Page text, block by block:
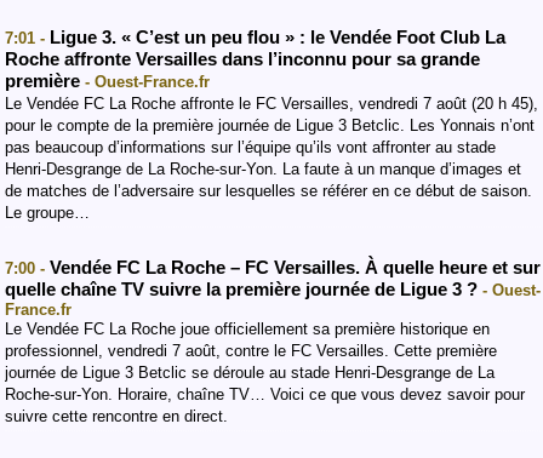
7:01 - Ligue 3. « C’est un peu flou » : le Vendée Foot Club La
Roche affronte Versailles dans l’inconnu pour sa grande
première - Ouest-France.fr
Le Vendée FC La Roche affronte le FC Versailles, vendredi 7 août (20 h 45),
pour le compte de la première journée de Ligue 3 Betclic. Les Yonnais n’ont
pas beaucoup d’informations sur l’équipe qu’ils vont affronter au stade
Henri-Desgrange de La Roche-sur-Yon. La faute à un manque d’images et
de matches de l’adversaire sur lesquelles se référer en ce début de saison.
Le groupe…
7:00 - Vendée FC La Roche – FC Versailles. À quelle heure et sur
quelle chaîne TV suivre la première journée de Ligue 3 ? - Ouest-
France.fr
Le Vendée FC La Roche joue officiellement sa première historique en
professionnel, vendredi 7 août, contre le FC Versailles. Cette première
journée de Ligue 3 Betclic se déroule au stade Henri-Desgrange de La
Roche-sur-Yon. Horaire, chaîne TV… Voici ce que vous devez savoir pour
suivre cette rencontre en direct.